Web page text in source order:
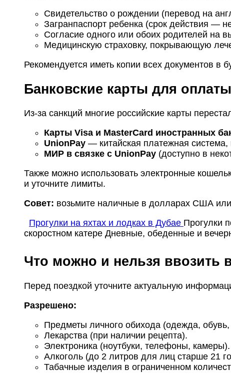
Свидетельство о рождении (перевод на
Загранпаспорт ребенка (срок действия —
Согласие одного или обоих родителей на
Медицинскую страховку, покрывающую
Рекомендуется иметь копии всех документов в
Банковские карты для
Из-за санкций многие российские карты
Карты Visa и MasterCard иностранных
UnionPay — китайская платежная
МИР в связке с UnionPay (доступно в
Также можно использовать электронные
и уточните лимиты.
Совет: возьмите наличные в долларах США
Прогулки на яхтах и лодках в Дубае Прогулки
скоростном катере Дневные, обеденные и
Что можно и нельзя ввозить
Перед поездкой уточните актуальную
Разрешено:
Предметы личного обихода (одежда, обувь,
Лекарства (при наличии рецепта).
Электроника (ноутбуки, телефоны, камеры).
Алкоголь (до 2 литров для лиц старше 21
Табачные изделия в ограниченном